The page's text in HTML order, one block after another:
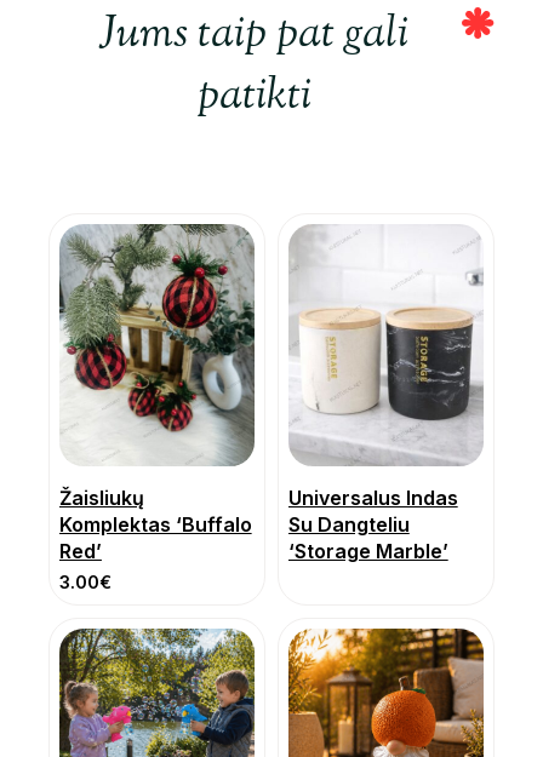
Jums taip pat gali
patikti
Žaisliukų
Komplektas ‘Buffalo
Red’
3.00€
Universalus Indas
Su Dangteliu
‘Storage Marble’